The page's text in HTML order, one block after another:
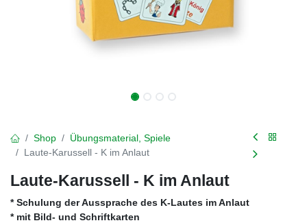
Shop
Übungsmaterial, Spiele
Laute-Karussell - K im Anlaut
Laute-Karussell - K im Anlaut
* Schulung der Aussprache des K-Lautes im Anlaut
* mit Bild- und Schriftkarten